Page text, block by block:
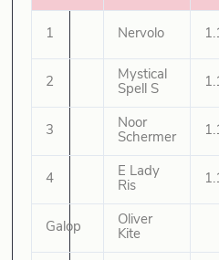
1 Nervolo
2
Mystical
Spell S
3
Noor
Schermer
4
E Lady
Ris
Galop
Oliver
Kite